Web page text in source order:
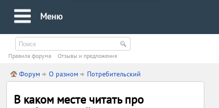
Меню
Правила форума Oтзывы и предложения
Форум О разном Потребительский
В каком месте читать про